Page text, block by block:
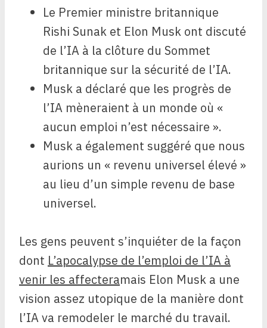
Le Premier ministre britannique
Rishi Sunak et Elon Musk ont ​​discuté
de l’IA à la clôture du Sommet
britannique sur la sécurité de l’IA.
Musk a déclaré que les progrès de
l’IA mèneraient à un monde où «
aucun emploi n’est nécessaire ».
Musk a également suggéré que nous
aurions un « revenu universel élevé »
au lieu d’un simple revenu de base
universel.
Les gens peuvent s’inquiéter de la façon
dont L’apocalypse de l’emploi de l’IA à
venir les affecteramais Elon Musk a une
vision assez utopique de la manière dont
l’IA va remodeler le marché du travail.